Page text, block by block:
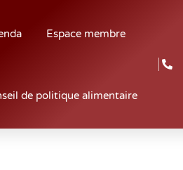
Espace membre
de politique alimentaire